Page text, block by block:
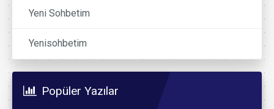
Yeni Sohbetim
Yenisohbetim
Popüler Yazılar